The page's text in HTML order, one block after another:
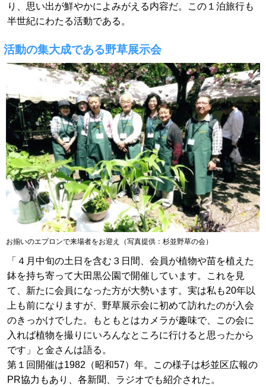
り、思い出が鮮やかによみがえる内容だ。この１泊旅行も
半世紀にわたる活動である。
活動の集大成である野草展示会
「４月中旬の土日を含む３日間、会員が植物や苗を植えた
鉢を持ち寄って大田黒公園で開催しています。これを見
て、新たに会員になった方が大勢います。実は私も20年以
上も前になりますが、野草展示会に初めて訪れたのが入会
のきっかけでした。もともとはカメラが趣味で、この会に
入れば植物を撮りにいろんなところに行けると思ったから
です」と金さんは語る。
第１回開催は1982（昭和57）年。この様子は杉並区広報の
PR協力もあり、各新聞、ラジオでも紹介された。
お揃いのエプロンで来場者をお迎え（写真提供：杉並野草の会）